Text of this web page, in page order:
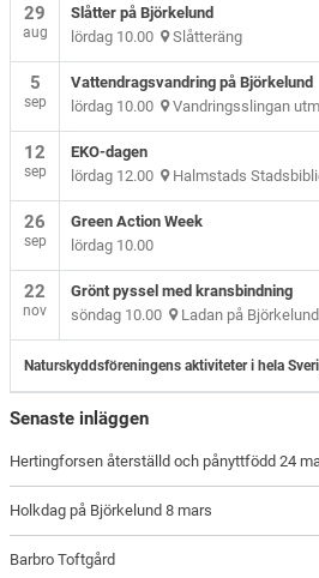
29
aug
Slåtter på Björkelund
lördag 10.00 Slåtteräng
5
sep
Vattendragsvandring på Björkelund
lördag 10.00 Vandringsslingan
12
sep
EKO-dagen
lördag 12.00 Halmstads
26
sep
Green Action Week
lördag 10.00
22
nov
Grönt pyssel med kransbindning
söndag 10.00 Ladan på Björkelund
Naturskyddsföreningens aktiviteter i hela
Senaste inläggen
Hertingforsen återställd och pånyttfödd 24
Holkdag på Björkelund 8 mars
Barbro Toftgård